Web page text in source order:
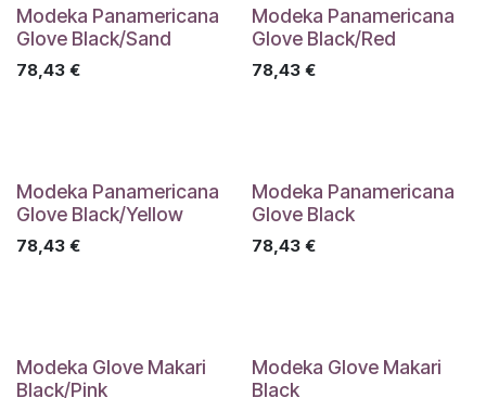
Modeka Panamericana
Glove Black/Sand
78,43 €
Modeka Panamericana
Glove Black/Red
78,43€
Modeka Panamericana
Glove Black/Yellow
78,43 €
Modeka Panamericana
Glove Black
78,43€
Modeka Glove Makari
Black/Pink
Modeka Glove Makari
Black